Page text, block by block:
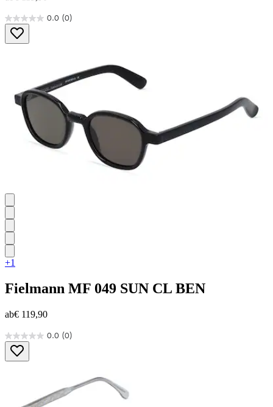
0.0 (0)
0.0
von
5
+1
Fielmann MF 049 SUN CL BEN
ab€ 119,90
0.0 (0)
0.0
von
5